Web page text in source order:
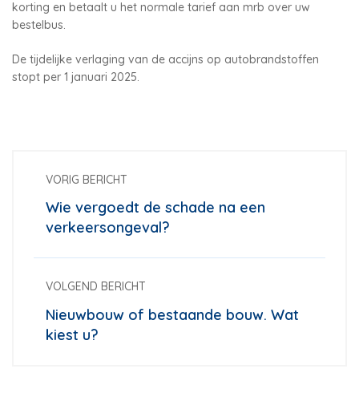
korting en betaalt u het normale tarief aan mrb over uw
bestelbus.
De tijdelijke verlaging van de accijns op autobrandstoffen
stopt per 1 januari 2025.
VORIG BERICHT
Wie vergoedt de schade na een
verkeersongeval?
VOLGEND BERICHT
Nieuwbouw of bestaande bouw. Wat
kiest u?